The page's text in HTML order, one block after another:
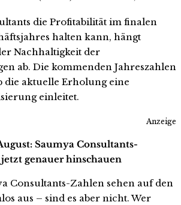
die Profitabilität im finalen
halten kann, hängt
Nachhaltigkeit der
ab. Die kommenden Jahreszahlen
die aktuelle Erholung eine
einleitet.
Anzeige
Saumya Consultants-
genauer hinschauen
Consultants-Zahlen sehen auf den
aus – sind es aber nicht. Wer